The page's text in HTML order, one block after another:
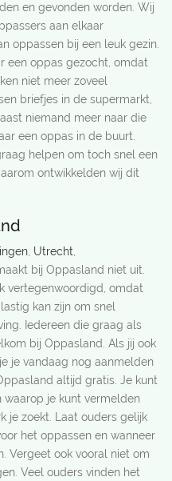
en gevonden worden. Wij
aan elkaar
oppassen bij een leuk gezin.
een oppas gezocht, omdat
niet meer zoveel
briefjes in de supermarkt,
niemand meer naar die
een oppas in de buurt.
helpen om toch snel een
ontwikkelden wij dit
Utrecht
bij Oppasland niet uit.
vertegenwoordigd, omdat
kan zijn om snel
Iedereen die graag als
bij Oppasland. Als jij ook
je vandaag nog aanmelden
altijd gratis. Je kunt
waarop je kunt vermelden
je zoekt. Laat ouders gelijk
het oppassen en wanneer
Vergeet ook vooral niet om
Veel ouders vinden het